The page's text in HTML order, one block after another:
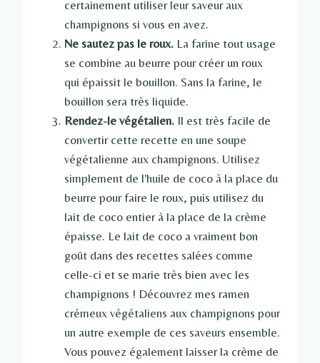
certainement utiliser leur saveur aux
champignons si vous en avez.
Ne sautez pas le roux. La farine tout usage
se combine au beurre pour créer un roux
qui épaissit le bouillon. Sans la farine, le
bouillon sera très liquide.
Rendez-le végétalien. Il est très facile de
convertir cette recette en une soupe
végétalienne aux champignons. Utilisez
simplement de l'huile de coco à la place du
beurre pour faire le roux, puis utilisez du
lait de coco entier à la place de la crème
épaisse. Le lait de coco a vraiment bon
goût dans des recettes salées comme
celle-ci et se marie très bien avec les
champignons ! Découvrez mes ramen
crémeux végétaliens aux champignons pour
un autre exemple de ces saveurs ensemble.
Vous pouvez également laisser la crème de